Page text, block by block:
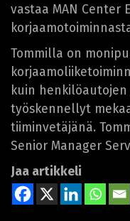
vastaa MAN Center
Tommilla on
kuin
työskennellyt
tiiminvetäjänä.
Senior Manager
Jaa artikkeli